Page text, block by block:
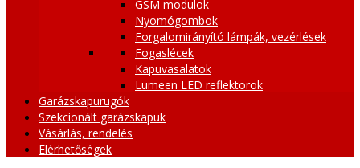
GSM modulok
Nyomógombok
Forgalomirányító lámpák, vezérlések
Fogaslécek
Kapuvasalatok
Lumeen LED reflektorok
Garázskapurugók
Szekcionált garázskapuk
Vásárlás, rendelés
Elérhetőségek